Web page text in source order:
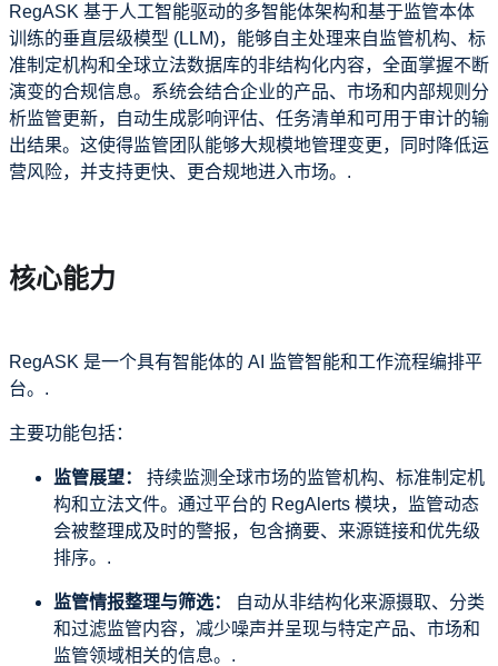
RegASK 基于人工智能驱动的多智能体架构和基于监管本体
训练的垂直层级模型 (LLM)，能够自主处理来自监管机构、标
准制定机构和全球立法数据库的非结构化内容，全面掌握不断
演变的合规信息。系统会结合企业的产品、市场和内部规则分
析监管更新，自动生成影响评估、任务清单和可用于审计的输
出结果。这使得监管团队能够大规模地管理变更，同时降低运
营风险，并支持更快、更合规地进入市场。.
核心能力
RegASK 是一个具有智能体的 AI 监管智能和工作流程编排平
台。.
主要功能包括：
监管展望： 持续监测全球市场的监管机构、标准制定机
构和立法文件。通过平台的 RegAlerts 模块，监管动态
会被整理成及时的警报，包含摘要、来源链接和优先级
排序。.
监管情报整理与筛选：
自动从非结构化来源摄取、分类
和过滤监管内容，减少噪声并呈现与特定产品、市场和
监管领域相关的信息。.